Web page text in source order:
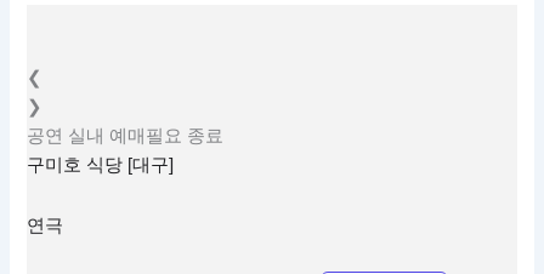
❮
❯
공연 실내 예매필요 종료
구미호 식당 [대구]
연극